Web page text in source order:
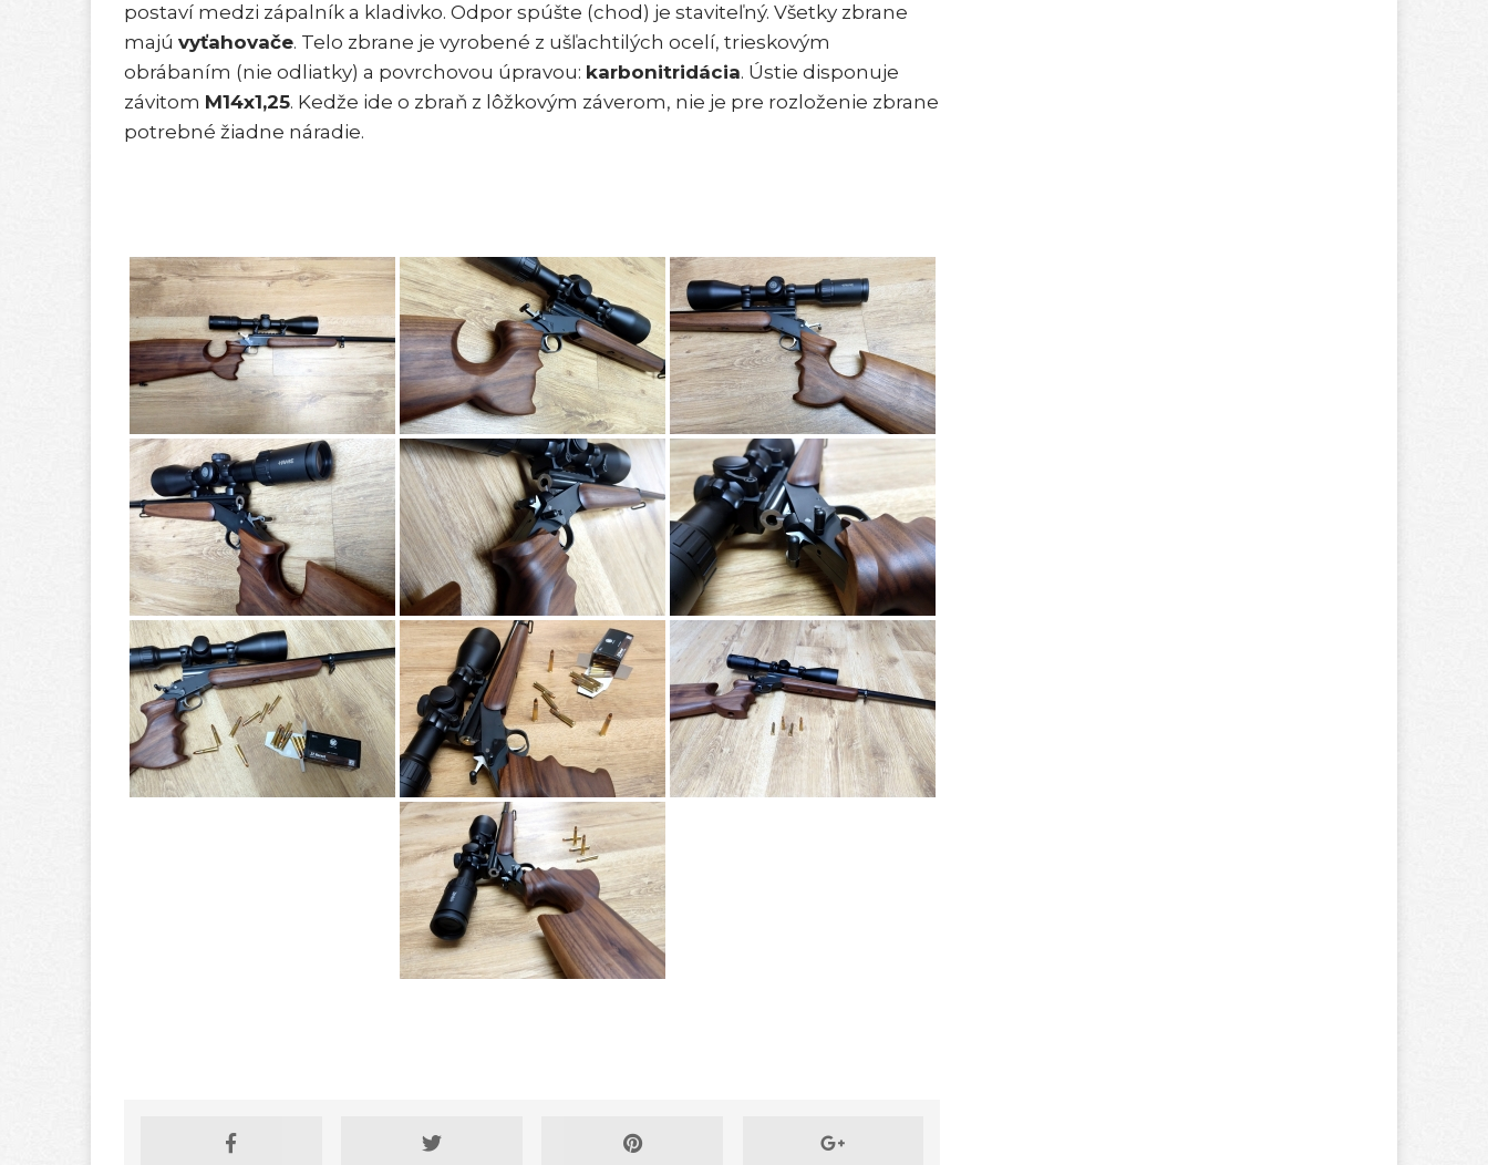
postaví medzi zápalník a kladivko. Odpor spúšte (chod) je staviteľný. Všetky zbrane
majú vyťahovače. Telo zbrane je vyrobené z ušľachtilých ocelí, trieskovým
obrábaním (nie odliatky) a povrchovou úpravou: karbonitridácia. Ústie disponuje
závitom M14x1,25. Kedže ide o zbraň z lôžkovým záverom, nie je pre rozloženie zbrane
potrebné žiadne náradie.